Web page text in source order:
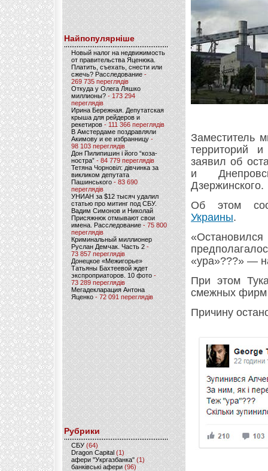
Найпопулярніше
Новый налог на недвижимость
от правительства Яценюка.
Платить, съехать, снести или
сжечь? Расследование-
269 735 переглядів
Откуда у Олега Ляшко
миллионы? - 173 294
переглядів
Ирина Бережная. Депутатская
крыша для рейдеров и
рекетиров - 111 366 переглядів
В Амстердаме поздравляли
Акимову и ее избранницу -
98 103 переглядів
Дон Пилипишин і його “коза-
ностра” - 84 779 переглядів
Тетяна Чорновіл: дівчинка за
викликом депутата
Пашинського- 83 690
переглядів
УНИАН за $12 тысяч удалил
статью про митинг под СБУ.
Вадим Симонов и Николай
Присяжнюк отмывают свои
имена. Расследование - 75 800
переглядів
Криминальный миллионер
Руслан Демчак. Часть 2-
73 857 переглядів
Донецкое «Межигорье»
Татьяны Бахтеевой ждет
экспроприаторов. 10 фото -
73 289 переглядів
Мегадекларация Антона
Яценко - 72 091 переглядів
Рубрики
CБУ (64)
Dragon Capital (1)
афери "Укргазбанка" (1)
банківські афери (96)
Заместитель
территорий
заявил об
и
Дзержинского.
Об этом
Украины.
«ура»???» —
При этом
смежных фирм
Причину